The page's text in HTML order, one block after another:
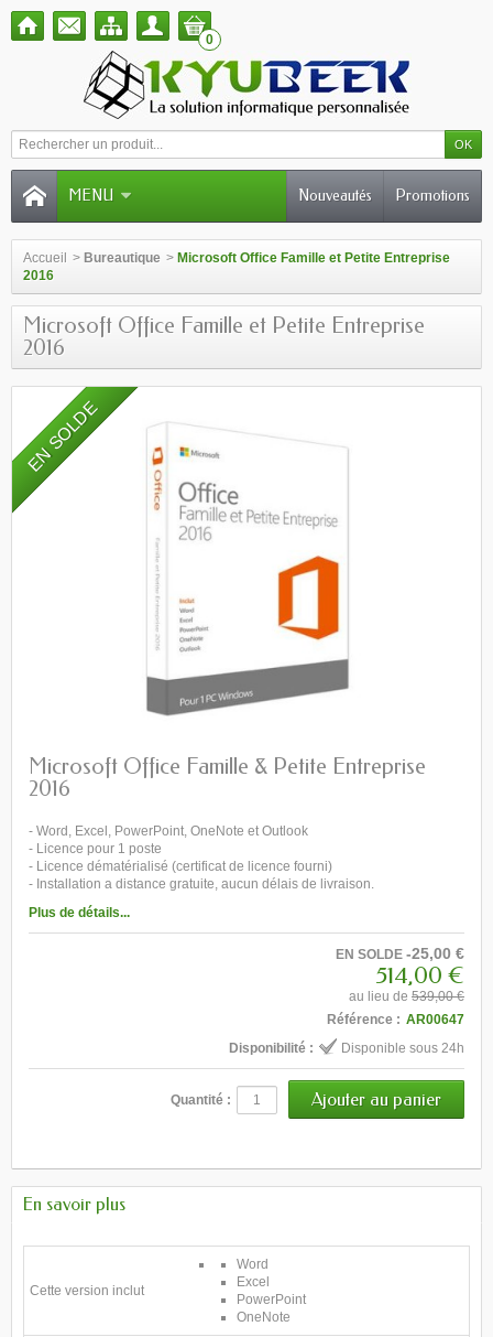
0
MENU Promotions
Nouveautés
Accueil > Bureautique > Microsoft Office Famille et Petite Entreprise
2016
Microsoft Office Famille et Petite Entreprise
2016
EN SOLDE
Microsoft Office Famille & Petite Entreprise
2016
- Word, Excel, PowerPoint, OneNote et Outlook
- Licence pour 1 poste
- Licence dématérialisé (certificat de licence fourni)
- Installation a distance gratuite, aucun délais de livraison.
Plus de détails...
EN SOLDE -25,00 €
514,00 €
au lieu de 539,00 €
Référence : AR00647
Disponibilité :
Disponible sous 24h
Quantité :
En savoir plus
Cette version inclut
Word
Excel
PowerPoint
OneNote